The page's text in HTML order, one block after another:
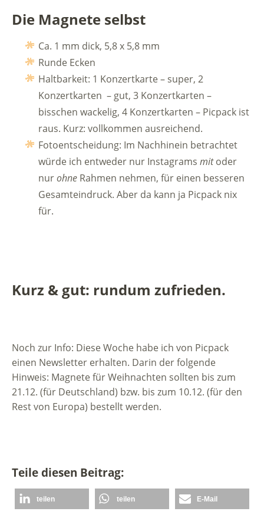
Die Magnete selbst
Ca. 1 mm dick, 5,8 x 5,8 mm
Runde Ecken
Haltbarkeit: 1 Konzertkarte – super, 2
Konzertkarten – gut, 3 Konzertkarten –
bisschen wackelig, 4 Konzertkarten – Picpack ist
raus. Kurz: vollkommen ausreichend.
Fotoentscheidung: Im Nachhinein betrachtet
würde ich entweder nur Instagrams mitoder
nurohne Rahmen nehmen, für einen besseren
Gesamteindruck. Aber da kann ja Picpack nix
für.
Kurz & gut: rundum zufrieden.
Noch zur Info: Diese Woche habe ich von Picpack
einen Newsletter erhalten. Darin der folgende
Hinweis: Magnete für Weihnachten sollten bis zum
21.12. (für Deutschland) bzw. bis zum 10.12. (für den
Rest von Europa) bestellt werden.
Teile diesen Beitrag:
teilen teilen E-Mail